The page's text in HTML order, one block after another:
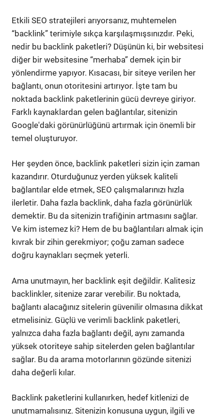
Etkili SEO stratejileri arıyorsanız, muhtemelen
“backlink” terimiyle sıkça karşılaşmışsınızdır. Peki,
nedir bu backlink paketleri? Düşünün ki, bir websitesi
diğer bir websitesine “merhaba” demek için bir
yönlendirme yapıyor. Kısacası, bir siteye verilen her
bağlantı, onun otoritesini artırıyor. İşte tam bu
noktada backlink paketlerinin gücü devreye giriyor.
Farklı kaynaklardan gelen bağlantılar, sitenizin
Google'daki görünürlüğünü artırmak için önemli bir
temel oluşturuyor.
Her şeyden önce, backlink paketleri sizin için zaman
kazandırır. Oturduğunuz yerden yüksek kaliteli
bağlantılar elde etmek, SEO çalışmalarınızı hızla
ilerletir. Daha fazla backlink, daha fazla görünürlük
demektir. Bu da sitenizin trafiğinin artmasını sağlar.
Ve kim istemez ki? Hem de bu bağlantıları almak için
kıvrak bir zihin gerekmiyor; çoğu zaman sadece
doğru kaynakları seçmek yeterli.
Ama unutmayın, her backlink eşit değildir. Kalitesiz
backlinkler, sitenize zarar verebilir. Bu noktada,
bağlantı alacağınız sitelerin güvenilir olmasına dikkat
etmelisiniz. Güçlü ve verimli backlink paketleri,
yalnızca daha fazla bağlantı değil, aynı zamanda
yüksek otoriteye sahip sitelerden gelen bağlantılar
sağlar. Bu da arama motorlarının gözünde sitenizi
daha değerli kılar.
Backlink paketlerini kullanırken, hedef kitlenizi de
unutmamalısınız. Sitenizin konusuna uygun, ilgili ve